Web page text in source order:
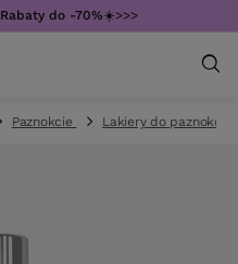
Rabaty do -70%☀️>>>
Paznokcie Lakiery do paznokci